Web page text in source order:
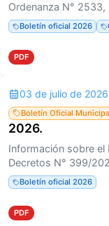
Ordenanza N°
Boletín oficial 2026
PDF
03 de julio de 2026
Boletín Oficial
2026.
Información sobre el
Decretos N° 399/
Boletín oficial 2026
PDF